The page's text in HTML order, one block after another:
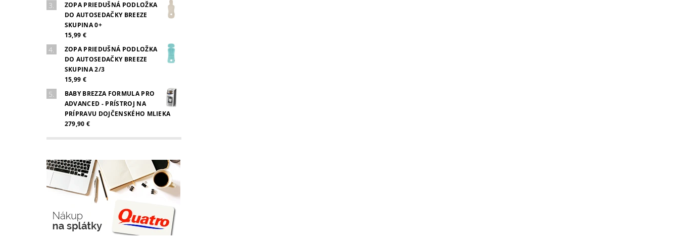
ZOPA PRIEDUŠNÁ PODLOŽKA
DO AUTOSEDAČKY BREEZE
SKUPINA 0+
15,99 €
ZOPA PRIEDUŠNÁ PODLOŽKA
DO AUTOSEDAČKY BREEZE
SKUPINA 2/3
15,99 €
BABY BREZZA FORMULA PRO
ADVANCED - PRÍSTROJ NA
PRÍPRAVU DOJČENSKÉHO MLIEKA
279,90 €